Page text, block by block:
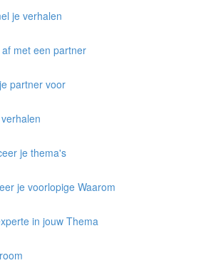
je verhalen
met een partner
partner voor
je thema's
je voorlopige Waarom
in jouw Thema